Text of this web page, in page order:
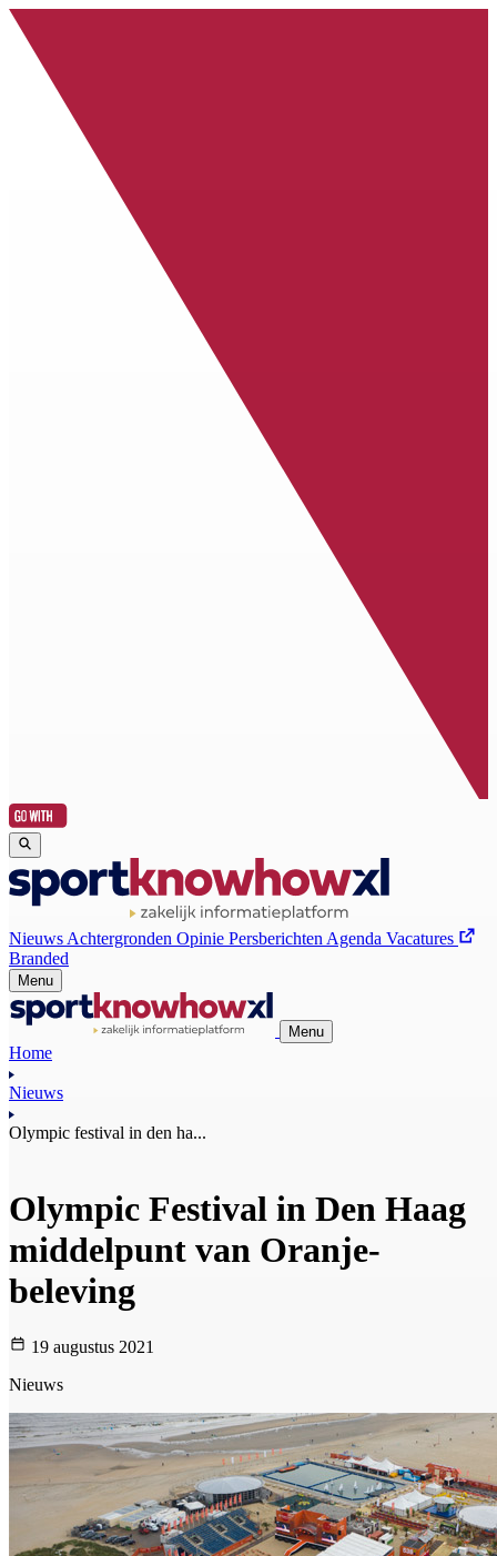
Nieuws Achtergronden Opinie Persberichten Agenda Vacatures
Branded
Menu
Menu
Home
Nieuws
Olympic festival in den ha...
Olympic Festival in Den Haag
middelpunt van Oranje-
beleving
19 augustus 2021
Nieuws